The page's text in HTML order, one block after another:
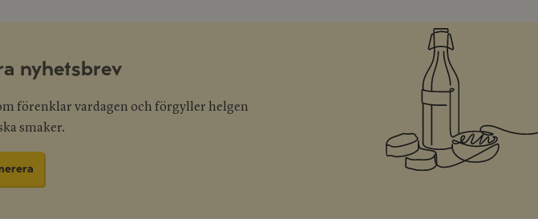
nyhetsbrev
förenklar vardagen och förgyller helgen
smaker.